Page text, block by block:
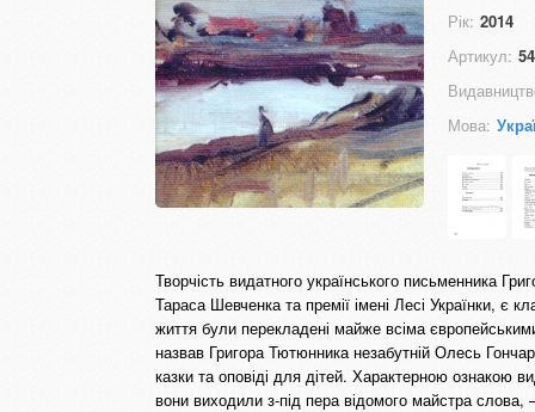
Рік: 2014
Артикул:
Мова:
Творчість видатного українського письменника
Тараса Шевченка та премії імені Лесі Українки, є
життя були перекладені майже всіма
назвав Григора Тютюнника незабутній Олесь
казки та оповіді для дітей. Характерною ознакою
вони виходили з-під пера відомого майстра